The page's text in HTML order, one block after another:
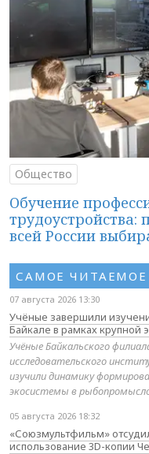
Общество
Обучение
трудоустройства:
всей России
САМОЕ ЧИТАЕМОЕ
07 августа 2026 13:30
Учёные завершили
Байкале в рамках крупной
Учёные Байкальского
исследовательского
изучили динамику
экосистемы в
05 августа 2026 18:32
«Союзмультфильм»
использование 3D-копии